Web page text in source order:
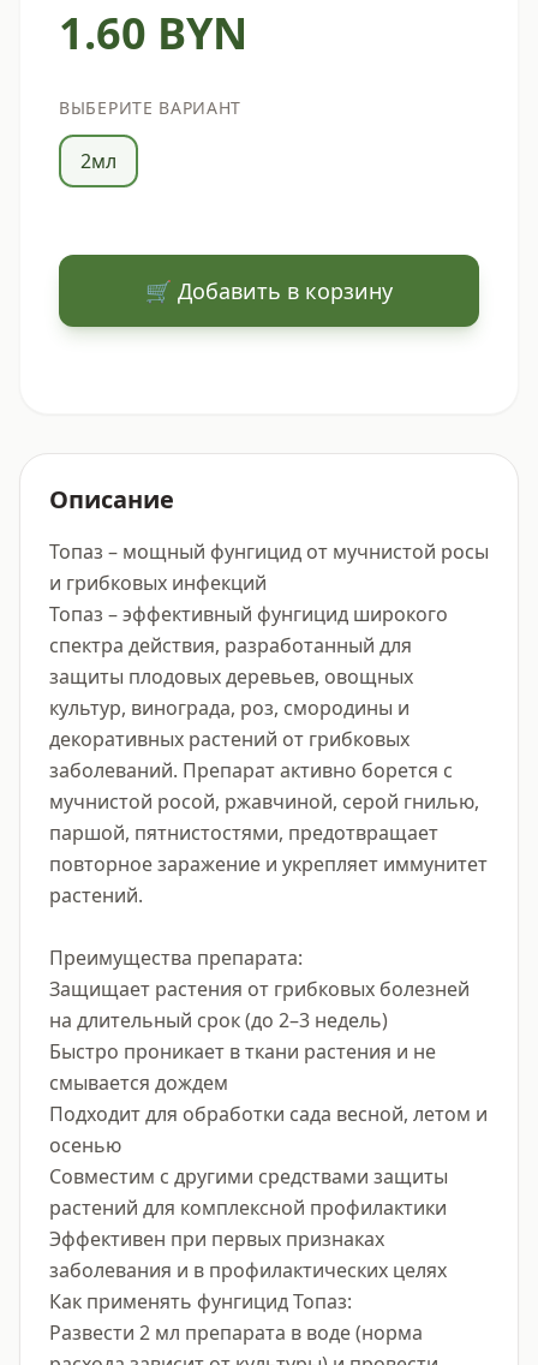
1.60 BYN
ВЫБЕРИТЕ ВАРИАНТ
2мл
🛒 Добавить в корзину
Описание
Топаз – мощный фунгицид от мучнистой росы
и грибковых инфекций
Топаз – эффективный фунгицид широкого
спектра действия, разработанный для
защиты плодовых деревьев, овощных
культур, винограда, роз, смородины и
декоративных растений от грибковых
заболеваний. Препарат активно борется с
мучнистой росой, ржавчиной, серой гнилью,
паршой, пятнистостями, предотвращает
повторное заражение и укрепляет иммунитет
растений.
Преимущества препарата:
Защищает растения от грибковых болезней
на длительный срок (до 2–3 недель)
Быстро проникает в ткани растения и не
смывается дождем
Подходит для обработки сада весной, летом и
осенью
Совместим с другими средствами защиты
растений для комплексной профилактики
Эффективен при первых признаках
заболевания и в профилактических целях
Как применять фунгицид Топаз:
Развести 2 мл препарата в воде (норма